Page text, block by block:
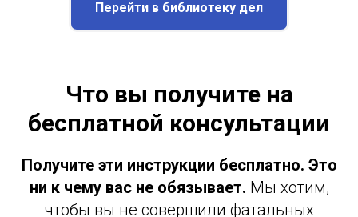
Перейти в библиотеку дел
Что вы получите на
бесплатной консультации
Получите эти инструкции бесплатно. Это
ни к чему вас не обязывает. Мы хотим,
чтобы вы не совершили фатальных